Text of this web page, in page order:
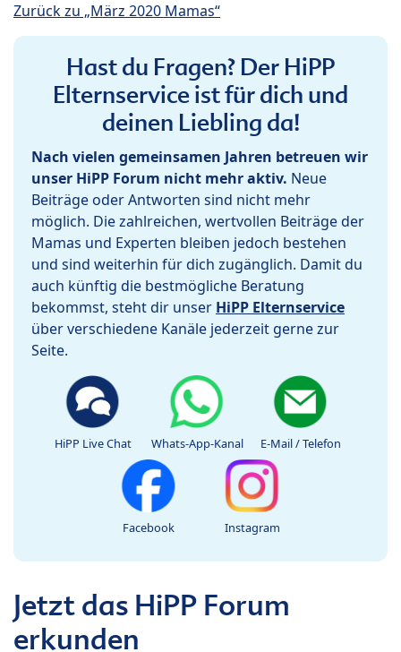
Zurück zu „März 2020 Mamas“
Hast du Fragen? Der HiPP
Elternservice ist für dich und
deinen Liebling da!
Nach vielen gemeinsamen Jahren betreuen wir
unser HiPP Forum nicht mehr aktiv. Neue
Beiträge oder Antworten sind nicht mehr
möglich. Die zahlreichen, wertvollen Beiträge der
Mamas und Experten bleiben jedoch bestehen
und sind weiterhin für dich zugänglich. Damit du
auch künftig die bestmögliche Beratung
bekommst, steht dir unser HiPP Elternservice
über verschiedene Kanäle jederzeit gerne zur
Seite.
HiPP Live Chat Whats-App-Kanal E-Mail / Telefon
Facebook Instagram
Jetzt das HiPP Forum
erkunden